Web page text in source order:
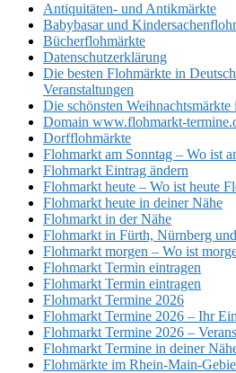
Antiquitäten- und Antikmärkte
Babybasar und
Bücherflohmärkte
Datenschutzerklärung
Die besten Flohmärkte in
Veranstaltungen
Die schönsten
Domain www.flohmarkt-
Dorfflohmärkte
Flohmarkt am Sonntag – Wo ist
Flohmarkt Eintrag ändern
Flohmarkt heute – Wo ist heute
Flohmarkt heute in deiner Nähe
Flohmarkt in der Nähe
Flohmarkt in Fürth, Nürnberg
Flohmarkt morgen – Wo ist
Flohmarkt Termin eintragen
Flohmarkt Termin eintragen
Flohmarkt Termine 2026
Flohmarkt Termine 2026 – Ihr
Flohmarkt Termine 2026 –
Flohmarkt Termine in deiner
Flohmärkte im Rhein-Main-